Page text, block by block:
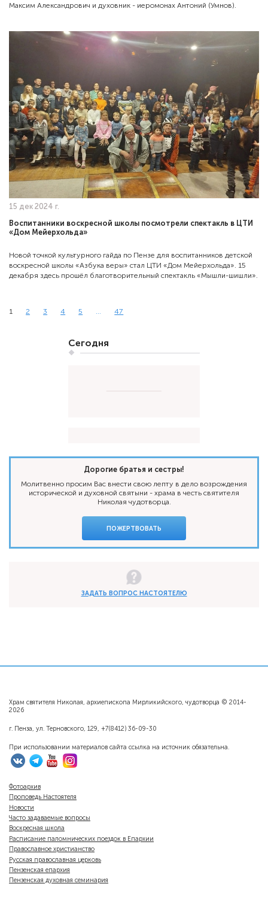
Максим Александрович и духовник - иеромонах Антоний (Умнов).
15 дек 2024 г.
Воспитанники воскресной школы посмотрели спектакль в ЦТИ
«Дом Мейерхольда»
Новой точкой культурного гайда по Пензе для воспитанников детской
воскресной школы «Азбука веры» стал ЦТИ «Дом Мейерхольда». 15
декабря здесь прошёл благотворительный спектакль «Мышли-шишли».
1 2 3 4 5 ... 47
Сегодня
Дорогие братья и сестры!
Молитвенно просим Вас внести свою лепту в дело возрождения
исторической и духовной святыни - храма в честь святителя
Николая чудотворца.
ПОЖЕРТВОВАТЬ
ЗАДАТЬ ВОПРОС НАСТОЯТЕЛЮ
Храм святителя Николая, архиепископа Мирликийского, чудотворца © 2014-
2026
г. Пенза, ул. Терновского, 129, +7(8412) 36-09-30
При использовании материалов сайта ссылка на источник обязательна.
Фотоархив
Проповедь Настоятеля
Новости
Часто задаваемые вопросы
Воскресная школа
Расписание паломнических поездок в Епархии
Православное христианство
Русская православная церковь
Пензенская епархия
Пензенская духовная семинария